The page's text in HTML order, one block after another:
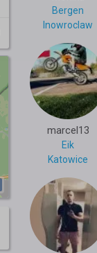
Bergen
Inowroclaw
marcel13
Eik
Katowice